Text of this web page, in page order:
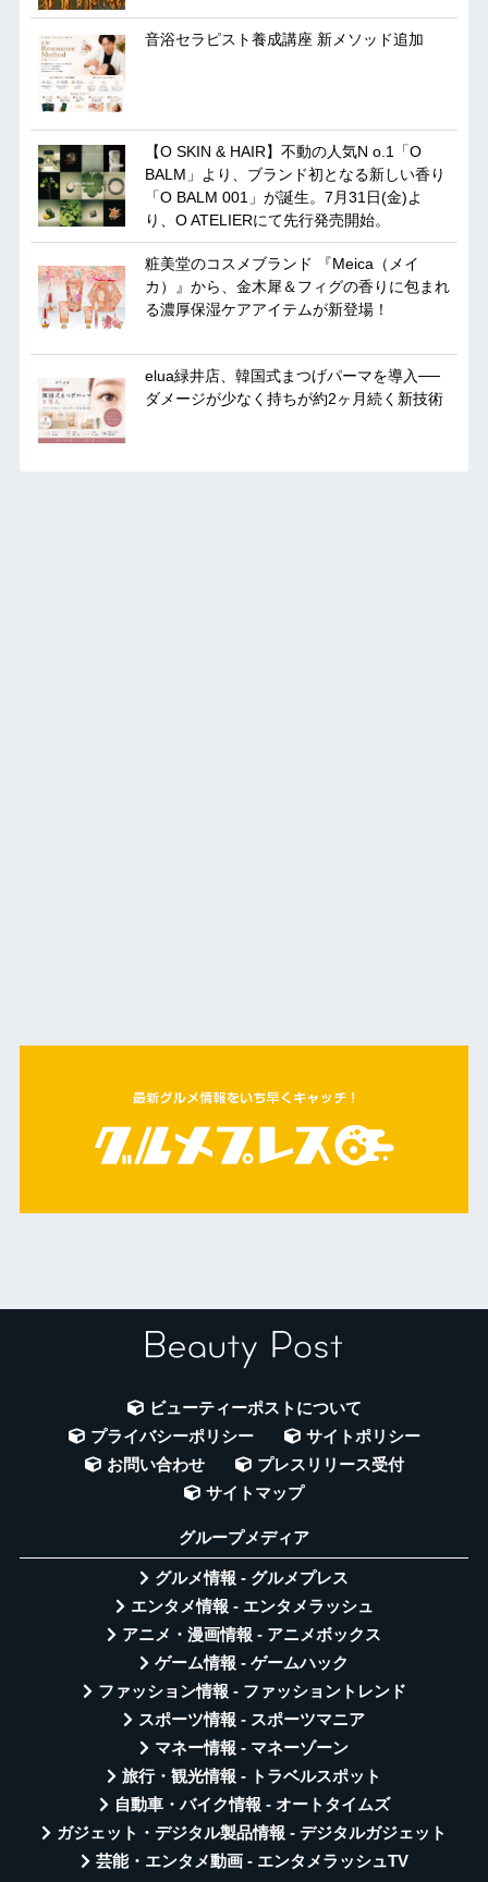
音浴セラピスト養成講座 新メソッド追加
【O SKIN & HAIR】不動の人気N o.1「O
BALM」より、ブランド初となる新しい香り
「O BALM 001」が誕生。7月31日(金)よ
り、O ATELIERにて先行発売開始。
粧美堂のコスメブランド 『Meica（メイ
カ）』から、金木犀＆フィグの香りに包まれ
る濃厚保湿ケアアイテムが新登場！
elua緑井店、韓国式まつげパーマを導入──
ダメージが少なく持ちが約2ヶ月続く新技術
ビューティーポストについて
プライバシーポリシー
サイトポリシー
お問い合わせ
プレスリリース受付
サイトマップ
グループメディア
グルメ情報 - グルメプレス
エンタメ情報 - エンタメラッシュ
アニメ・漫画情報 - アニメボックス
ゲーム情報 - ゲームハック
ファッション情報 - ファッショントレンド
スポーツ情報 - スポーツマニア
マネー情報 - マネーゾーン
旅行・観光情報 - トラベルスポット
自動車・バイク情報 - オートタイムズ
ガジェット・デジタル製品情報 - デジタルガジェット
芸能・エンタメ動画 - エンタメラッシュTV